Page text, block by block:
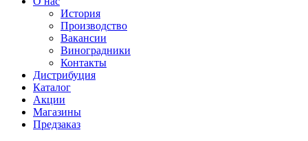
История
Производство
Вакансии
Виноградники
Контакты
Дистрибуция
Каталог
Акции
Магазины
Предзаказ